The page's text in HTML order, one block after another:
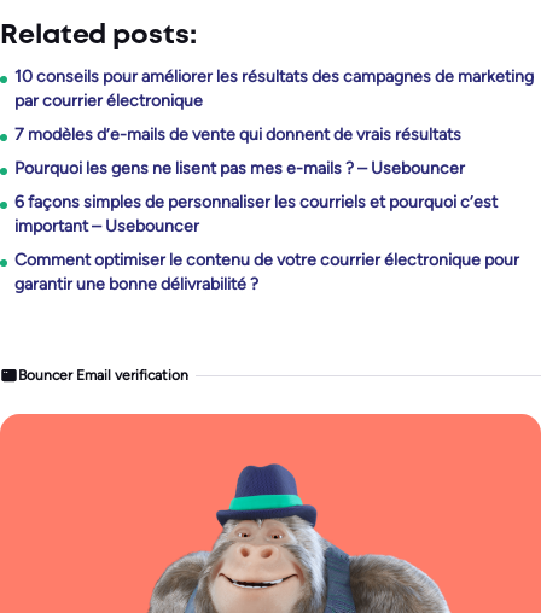
Related posts:
10 conseils pour améliorer les résultats des campagnes de marketing
par courrier électronique
7 modèles d’e-mails de vente qui donnent de vrais résultats
Pourquoi les gens ne lisent pas mes e-mails ? – Usebouncer
6 façons simples de personnaliser les courriels et pourquoi c’est
important – Usebouncer
Comment optimiser le contenu de votre courrier électronique pour
garantir une bonne délivrabilité ?
Bouncer Email verification